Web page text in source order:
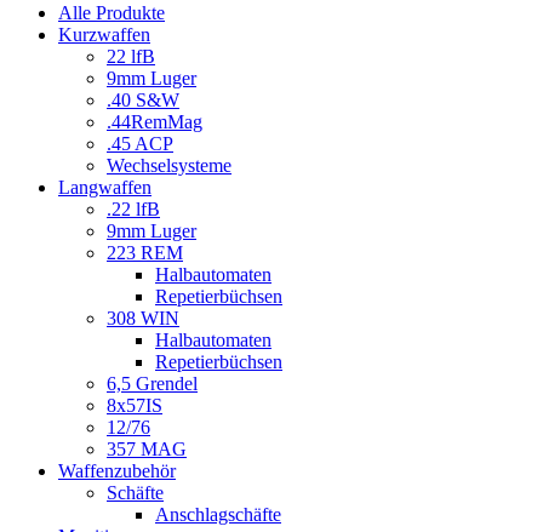
Alle Produkte
Kurzwaffen
22 lfB
9mm Luger
.40 S&W
.44RemMag
.45 ACP
Wechselsysteme
Langwaffen
.22 lfB
9mm Luger
223 REM
Halbautomaten
Repetierbüchsen
308 WIN
Halbautomaten
Repetierbüchsen
6,5 Grendel
8x57IS
12/76
357 MAG
Waffenzubehör
Schäfte
Anschlagschäfte